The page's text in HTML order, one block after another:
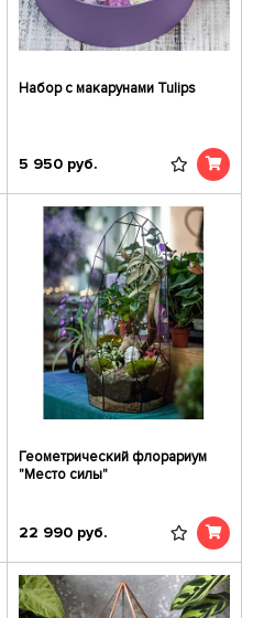
Набор с макарунами Tulips
5 950 руб.
Геометрический флорариум
"Место силы"
22 990 руб.